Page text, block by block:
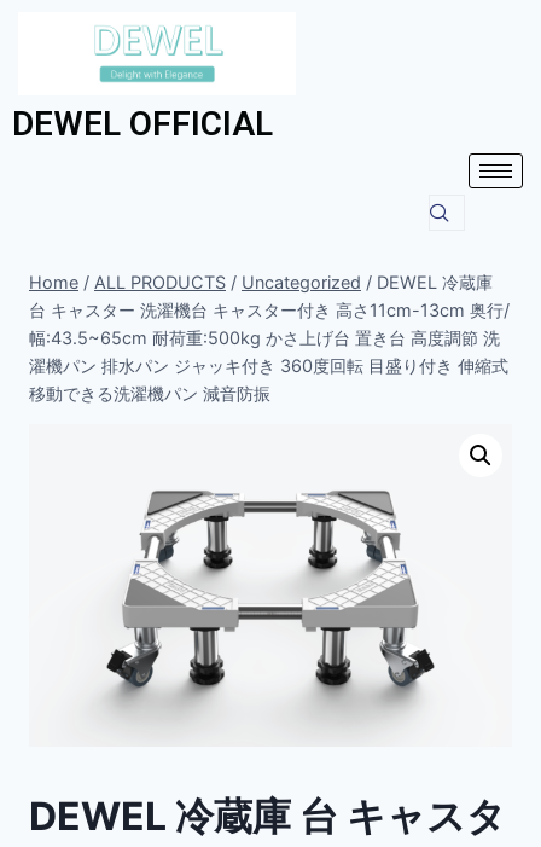
DEWEL OFFICIAL
Home / ALL PRODUCTS / Uncategorized / DEWEL 冷蔵庫
台 キャスター 洗濯機台 キャスター付き 高さ11cm-13cm 奥行/
幅:43.5~65cm 耐荷重:500kg かさ上げ台 置き台 高度調節 洗
濯機パン 排水パン ジャッキ付き 360度回転 目盛り付き 伸縮式
移動できる洗濯機パン 減音防振
DEWEL 冷蔵庫 台 キャスタ